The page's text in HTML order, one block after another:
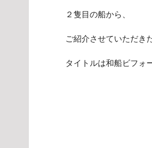
２隻目の船から、
タイトルは和船ビフォ